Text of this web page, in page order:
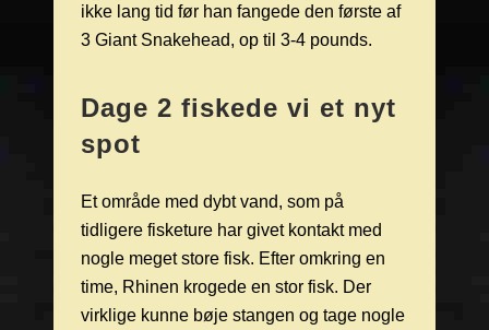
ikke lang tid før han fangede den første af
3 Giant Snakehead, op til 3-4 pounds.
Dage 2 fiskede vi et nyt
spot
Et område med dybt vand, som på
tidligere fisketure har givet kontakt med
nogle meget store fisk. Efter omkring en
time, Rhinen krogede en stor fisk. Der
virklige kunne bøje stangen og tage nogle